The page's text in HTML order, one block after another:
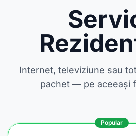
Internet, televiziune sau
pachet — pe aceeași
Popular